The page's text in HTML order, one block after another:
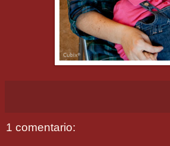
1 comentario: